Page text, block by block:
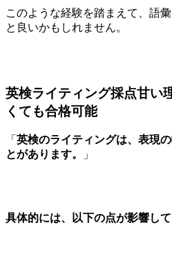
このような経験を踏まえて、語
と良いかもしれません。
英検ライティング採点甘い
くても合格可能
「 英検のライティングは、表現
とがあります。
」
具体的には、以下の点が影響して